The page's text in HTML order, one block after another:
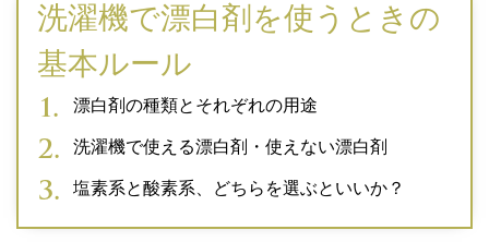
洗濯機で漂白剤を使うときの
基本ルール
漂白剤の種類とそれぞれの用途
洗濯機で使える漂白剤・使えない漂白剤
塩素系と酸素系、どちらを選ぶといいか？